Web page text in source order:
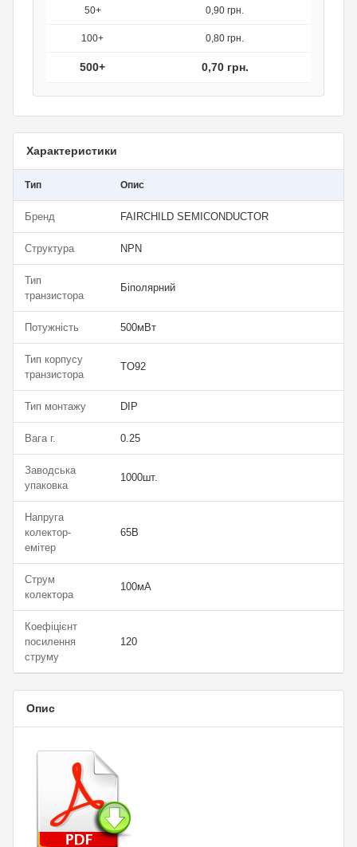
50+ 0,90 грн.
100+ 0,80 грн.
500+ 0,70 грн.
Характеристики
Тип Опис
Бренд FAIRCHILD SEMICONDUCTOR
Структура NPN
Тип
транзистора
Біполярний
Потужність 500мВт
Тип корпусу
транзистора
TO92
Тип монтажу DIP
Вага г. 0.25
Заводська
упаковка
1000шт.
Напруга
колектор-
емітер
65В
Струм
колектора
100мА
Коефіцієнт
посилення
струму
120
Опис